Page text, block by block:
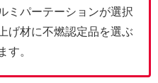
ミパーテーションが選択
げ材に不燃認定品を選ぶ
す。